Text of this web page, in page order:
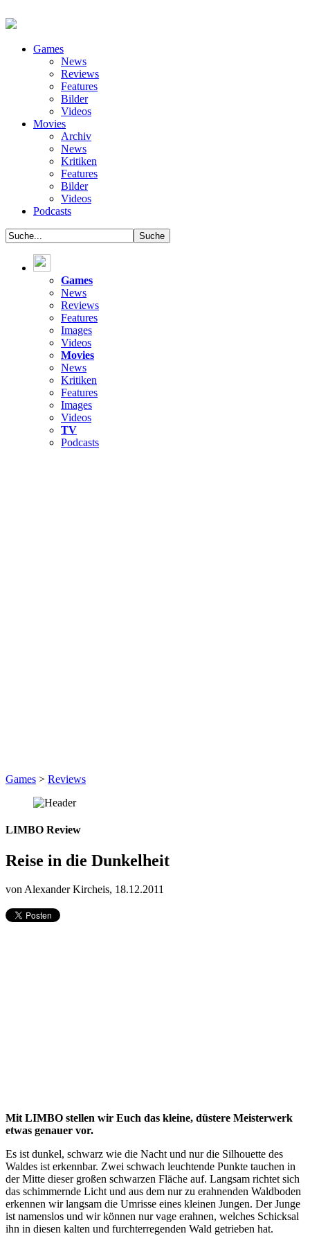
Games
News
Reviews
Features
Bilder
Videos
Movies
Archiv
News
Kritiken
Features
Bilder
Videos
Podcasts
Games
News
Reviews
Features
Images
Videos
Movies
News
Kritiken
Features
Images
Videos
TV
Podcasts
Games > Reviews
LIMBO Review
Reise in die Dunkelheit
von Alexander Kircheis, 18.12.2011
Mit LIMBO stellen wir Euch das kleine, düstere Meisterwerk
etwas genauer vor.
Es ist dunkel, schwarz wie die Nacht und nur die Silhouette des
Waldes ist erkennbar. Zwei schwach leuchtende Punkte tauchen in
der Mitte dieser großen schwarzen Fläche auf. Langsam richtet sich
das schimmernde Licht und aus dem nur zu erahnenden Waldboden
erkennen wir langsam die Umrisse eines kleinen Jungen. Der Junge
ist namenslos und wir können nur vage erahnen, welches Schicksal
ihn in diesen kalten und furchterregenden Wald getrieben hat.